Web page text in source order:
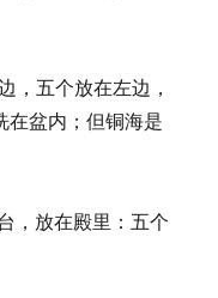
，五个放在左边，
在盆内；但铜海是
，放在殿里：五个